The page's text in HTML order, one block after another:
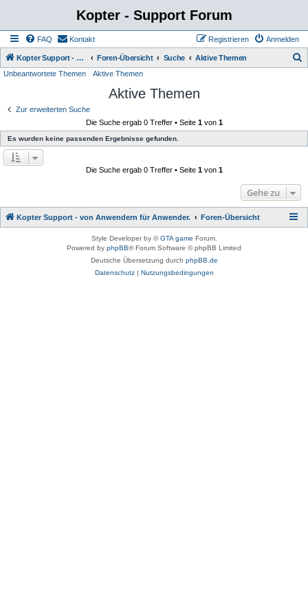
Kopter - Support Forum
FAQ Kontakt Anmelden
Registrieren
Kopter Support - von Anwendern für Anwender. Foren-Übersicht Suche Aktive Themen
Unbeantwortete Themen Aktive Themen
Aktive Themen
Zur erweiterten Suche
Die Suche ergab 0 Treffer • Seite 1von 1
Es wurden keine passenden Ergebnisse gefunden.
Die Suche ergab 0 Treffer • Seite 1von 1
Gehe zu
Kopter Support - von Anwendern für Anwender. Foren-Übersicht
Style Developer by ©GTA game Forum.
Powered by phpBB® Forum Software © phpBB Limited
Deutsche Übersetzung durch phpBB.de
Datenschutz| Nutzungsbedingungen